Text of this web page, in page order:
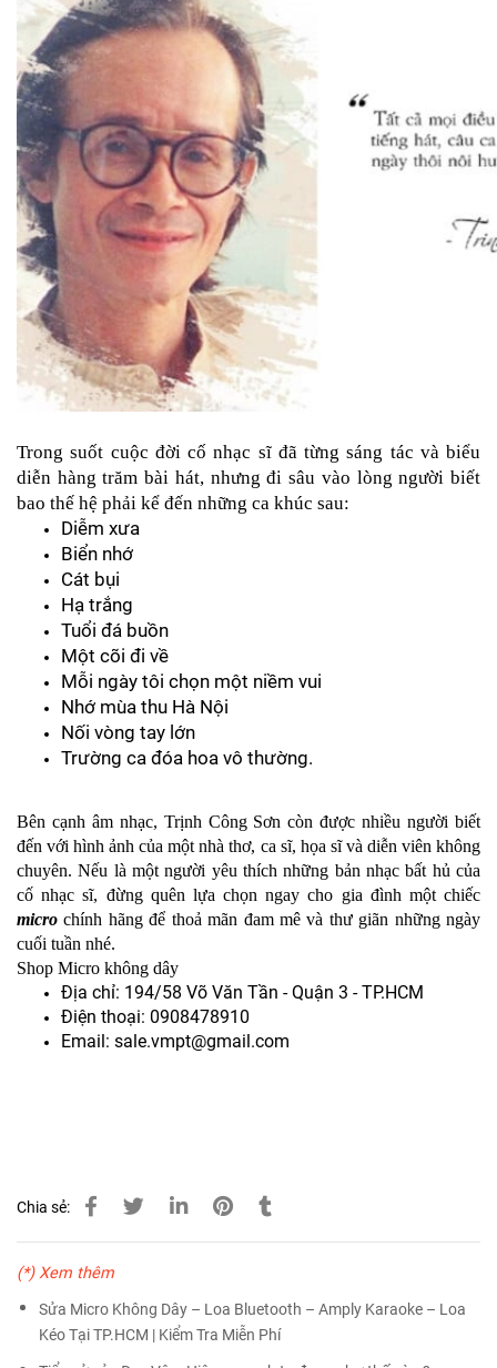
Trong suốt cuộc đời cố nhạc sĩ đã từng sáng tác và biểu
diễn hàng trăm bài hát, nhưng đi sâu vào lòng người biết
bao thế hệ phải kể đến những ca khúc sau:
Diễm xưa
Biển nhớ
Cát bụi
Hạ trắng
Tuổi đá buồn
Một cõi đi về
Mỗi ngày tôi chọn một niềm vui
Nhớ mùa thu Hà Nội
Nối vòng tay lớn
Trường ca đóa hoa vô thường.
Bên cạnh âm nhạc, Trịnh Công Sơn còn được nhiều người biết
đến với hình ảnh của một nhà thơ, ca sĩ, họa sĩ và diễn viên không
chuyên. Nếu là một người yêu thích những bản nhạc bất hủ của
micro chính hãng để thoả mãn đam mê và thư giãn những ngày
cuối tuần nhé.
Shop Micro không dây
Địa chỉ: 194/58 Võ Văn Tần - Quận 3 - TP.HCM
Điện thoại: 0908478910
Email: sale.vmpt@gmail.com
Chia sẻ:
(*) Xem thêm
Sửa Micro Không Dây – Loa Bluetooth – Amply Karaoke – Loa
Kéo Tại TP.HCM | Kiểm Tra Miễn Phí